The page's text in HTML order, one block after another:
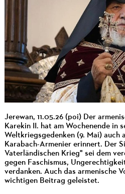
Jerewan, 11.05.26 (poi) Der
Karekin II. hat am Wochenende in
Weltkriegsgedenken (9. Mai) auch
Karabach-Armenier erinnert. Der
Vaterländischen Krieg" sei dem
gegen Faschismus,
verdanken. Auch das armenische
wichtigen Beitrag geleistet.